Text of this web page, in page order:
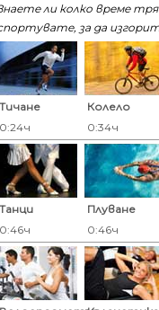
ли колко време
за да
Тичане
0:24ч
Колело
0:34ч
Танци
0:46ч
Плуване
0:46ч